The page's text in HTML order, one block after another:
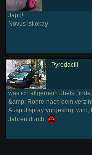
Japp!
Novus ist okay
Pyrodactil
was ich allgemein übelst
&amp; Rohre nach dem
Auspuffspray vorgesorgt
Jahren durch.